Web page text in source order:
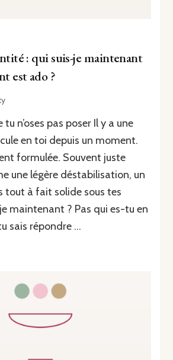
: qui suis-je maintenant
est ado ?
n’oses pas poser Il y a une
en toi depuis un moment.
formulée. Souvent juste
une légère déstabilisation, un
tout à fait solide sous tes
maintenant ? Pas qui es-tu en
sais répondre …